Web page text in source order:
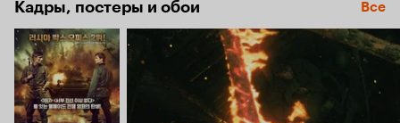
Кадры, постеры и обои Все